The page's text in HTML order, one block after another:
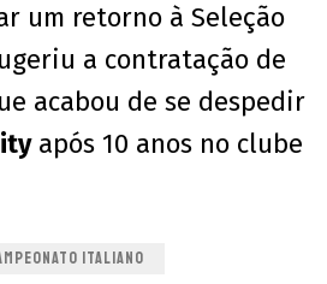
um retorno à Seleção
a contratação de
acabou de se despedir
após 10 anos no clube
ITALIANO